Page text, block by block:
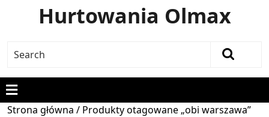
Hurtowania Olmax
Strona główna / Produkty otagowane „obi warszawa”